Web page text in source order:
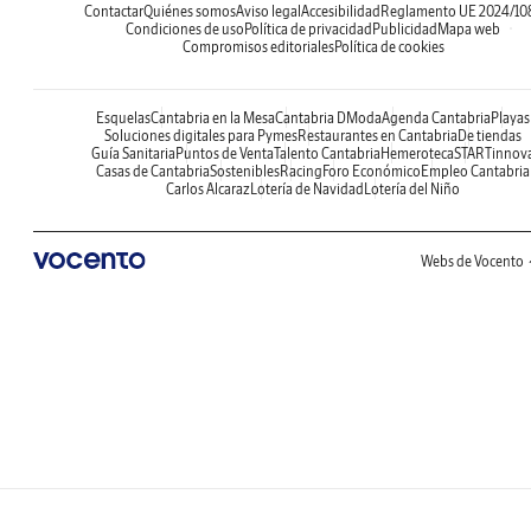
ContactarQuiénes somosAviso legalAccesibilidadReglamento UE 2024/
Condiciones de usoPolítica de privacidadPublicidadMapa web
Compromisos editorialesPolítica de cookies
EsquelasCantabria en la MesaCantabria DModaAgenda CantabriaPlayas
Soluciones digitales para PymesRestaurantes en CantabriaDe tiendas
Guía SanitariaPuntos de VentaTalento CantabriaHemeroteca
Casas de CantabriaSosteniblesRacingForo EconómicoEmpleo Cantabria
Carlos AlcarazLotería de NavidadLotería del Niño
Webs de Vocento